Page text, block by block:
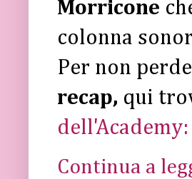
Morricone
colonna
Per non
recap, qui
dell'Academy:
Continua a